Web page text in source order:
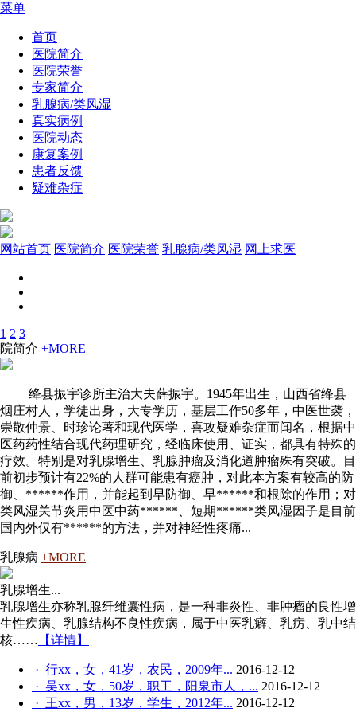
菜单
首页
医院简介
医院荣誉
专家简介
乳腺病/类风湿
真实病例
医院动态
康复案例
患者反馈
疑难杂症
网站首页 医院简介 医院荣誉 乳腺病/类风湿 网上求医
1 2 3
院简介 +MORE
绛县振宇诊所主治大夫薛振宇。1945年出生，山西省绛县
烟庄村人，学徒出身，大专学历，基层工作50多年，中医世袭，
崇敬仲景、时珍论著和现代医学，喜攻疑难杂症而闻名，根据中
医药药性结合现代药理研究，经临床使用、证实，都具有特殊的
疗效。特别是对乳腺增生、乳腺肿瘤及消化道肿瘤殊有突破。目
前初步预计有22%的人群可能患有癌肿，对此本方案有较高的防
御、******作用，并能起到早防御、早******和根除的作用；对
类风湿关节炎用中医中药******、短期******类风湿因子是目前
国内外仅有******的方法，并对神经性疼痛...
乳腺病 +MORE
乳腺增生...
乳腺增生亦称乳腺纤维囊性病，是一种非炎性、非肿瘤的良性增
生性疾病、乳腺结构不良性疾病，属于中医乳癖、乳疠、乳中结
核…… 【详情】
· 行xx，女，41岁，农民，2009年... 2016-12-12
· 吴xx，女，50岁，职工，阳泉市人，... 2016-12-12
· 王xx，男，13岁，学生，2012年... 2016-12-12